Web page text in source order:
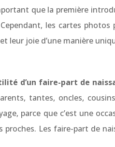
que la première
les cartes
joie d’une manière
d’un faire-part de
tantes, oncles,
parce que c’est une
proches. Les faire-part de